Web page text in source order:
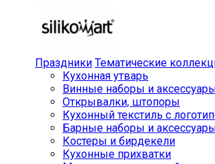
Праздники Тематические
Кухонная утварь
Винные наборы и
Открывалки, штопоры
Кухонный текстиль с
Барные наборы и
Костеры и бирдекели
Кухонные прихватки